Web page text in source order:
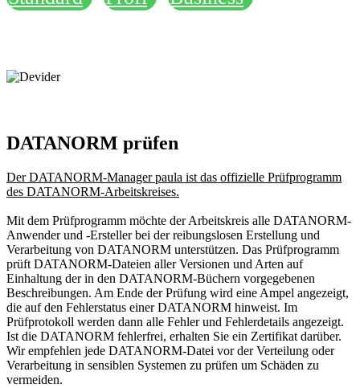
DATANORM prüfen
Der DATANORM-Manager paula ist das offizielle Prüfprogramm
des DATANORM-Arbeitskreises.
Mit dem Prüfprogramm möchte der Arbeitskreis alle DATANORM-
Anwender und -Ersteller bei der reibungslosen Erstellung und
Verarbeitung von DATANORM unterstützen. Das Prüfprogramm
prüft DATANORM-Dateien aller Versionen und Arten auf
Einhaltung der in den DATANORM-Büchern vorgegebenen
Beschreibungen. Am Ende der Prüfung wird eine Ampel angezeigt,
die auf den Fehlerstatus einer DATANORM hinweist. Im
Prüfprotokoll werden dann alle Fehler und Fehlerdetails angezeigt.
Ist die DATANORM fehlerfrei, erhalten Sie ein Zertifikat darüber.
Wir empfehlen jede DATANORM-Datei vor der Verteilung oder
Verarbeitung in sensiblen Systemen zu prüfen um Schäden zu
vermeiden.